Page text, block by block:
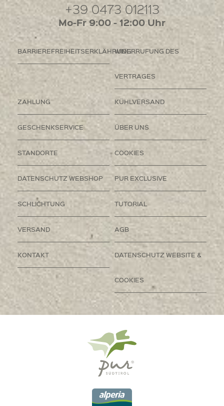
+39 0473 012113
Mo-Fr 9:00 - 12:00 Uhr
BARRIEREFREIHEITSERKLÄHRUNGWIDERRUFUNG DES
VERTRAGES
ZAHLUNG KÜHLVERSAND
GESCHENKSERVICE ÜBER UNS
STANDORTE COOKIES
DATENSCHUTZ WEBSHOP PUR EXCLUSIVE
SCHLICHTUNG TUTORIAL
VERSAND AGB
KONTAKT DATENSCHUTZ WEBSITE &
COOKIES